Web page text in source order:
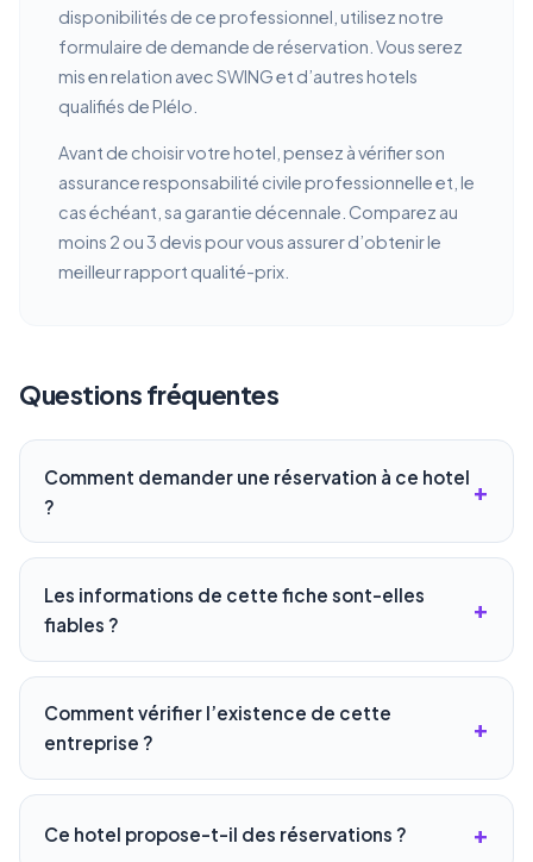
disponibilités de ce professionnel, utilisez notre
formulaire de demande de réservation. Vous serez
mis en relation avec SWING et d’autres hotels
qualifiés de Plélo.
Avant de choisir votre hotel, pensez à vérifier son
assurance responsabilité civile professionnelle et, le
cas échéant, sa garantie décennale. Comparez au
moins 2 ou 3 devis pour vous assurer d’obtenir le
meilleur rapport qualité-prix.
Questions fréquentes
Comment demander une réservation à ce hotel
?
Les informations de cette fiche sont-elles
fiables ?
Comment vérifier l’existence de cette
entreprise ?
Ce hotel propose-t-il des réservations ?